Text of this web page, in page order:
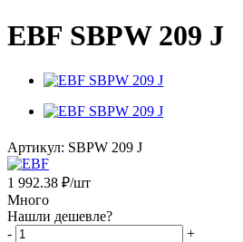
EBF SBPW 209 J
Артикул: SBPW 209 J
1 992.38 ₽/шт
Много
Нашли дешевле?
-
+